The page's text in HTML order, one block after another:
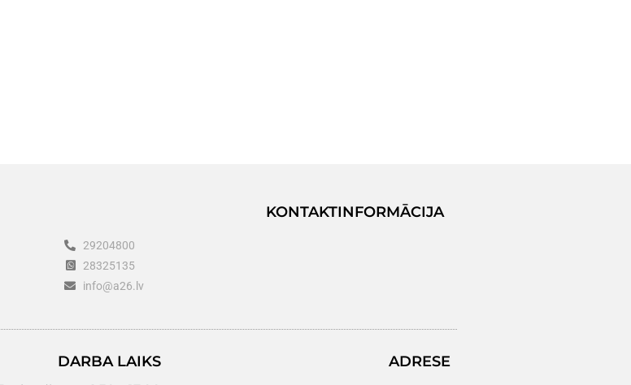
KONTAKTINFORMĀCIJA
29204800
28325135
info@a26.lv
DARBA LAIKS ADRESE